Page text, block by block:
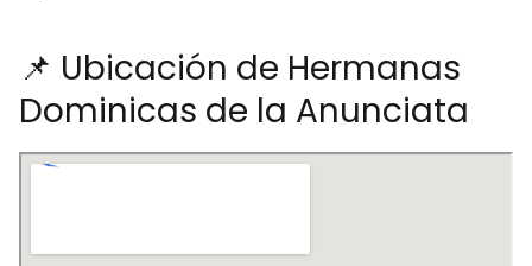
📌 Ubicación de Hermanas
Dominicas de la Anunciata